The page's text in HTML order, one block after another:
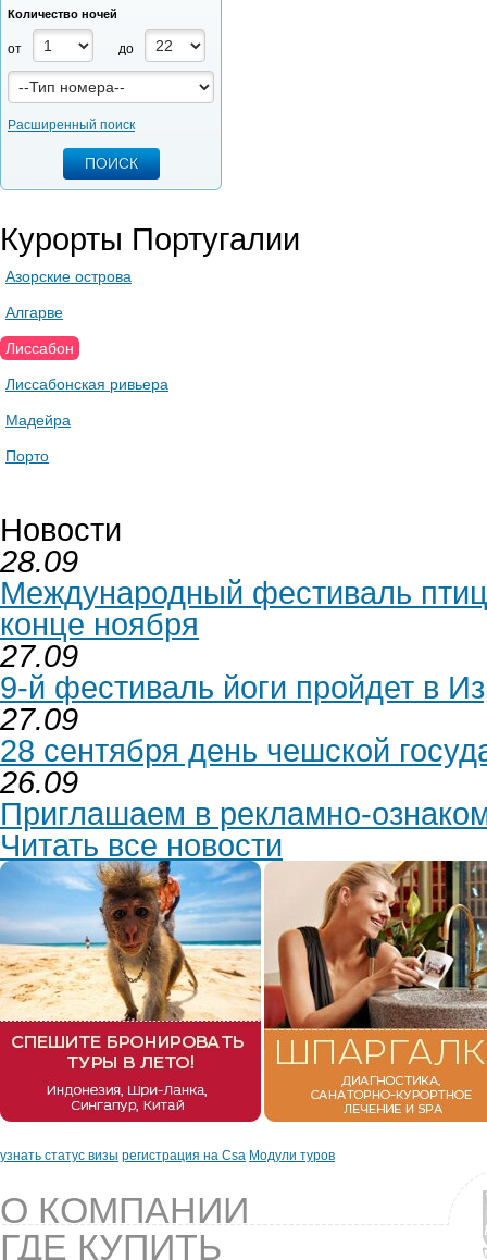
Количество ночей
от до
Расширенный поиск
Курорты Португалии
Азорские острова
Алгарве
Лиссабон
Лиссабонская ривьера
Мадейра
Порто
Новости
28.09
Международный фестиваль
конце ноября
27.09
9-й фестиваль йоги пройдет в
27.09
28 сентября день чешской
26.09
Приглашаем в рекламно-
Читать все новости
узнать статус визы регистрация на Csa Модули туров
О КОМПАНИИ
ГДЕ КУПИТЬ